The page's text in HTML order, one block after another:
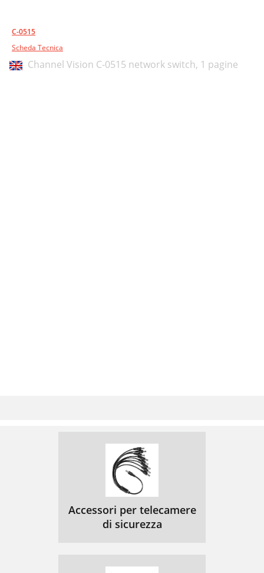
C-0515
Scheda Tecnica
Channel Vision C-0515 network switch, 1 pagine
Accessori per telecamere
di sicurezza